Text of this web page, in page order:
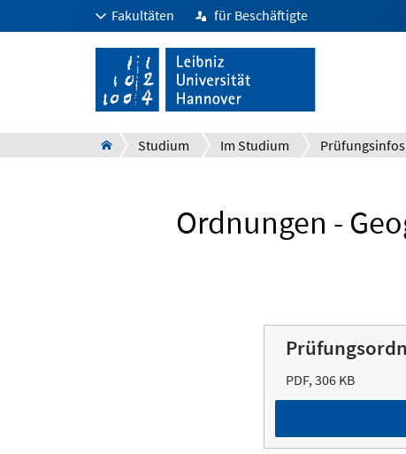
Fakultäten für Beschäftigte
Studium Im Studium
Ordnungen -
PDF, 306 KB